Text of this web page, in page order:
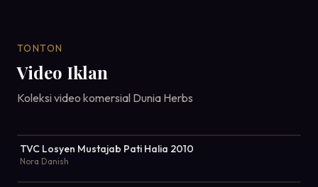
TONTON
Video Iklan
Koleksi video komersial Dunia Herbs
TVC Losyen Mustajab Pati Halia 2010
Nora Danish